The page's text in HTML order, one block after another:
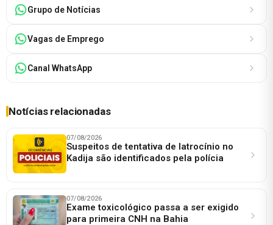
Grupo de Notícias
Vagas de Emprego
Canal WhatsApp
Notícias relacionadas
07/08/2026
Suspeitos de tentativa de latrocínio no
Kadija são identificados pela polícia
07/08/2026
Exame toxicológico passa a ser exigido
para primeira CNH na Bahia